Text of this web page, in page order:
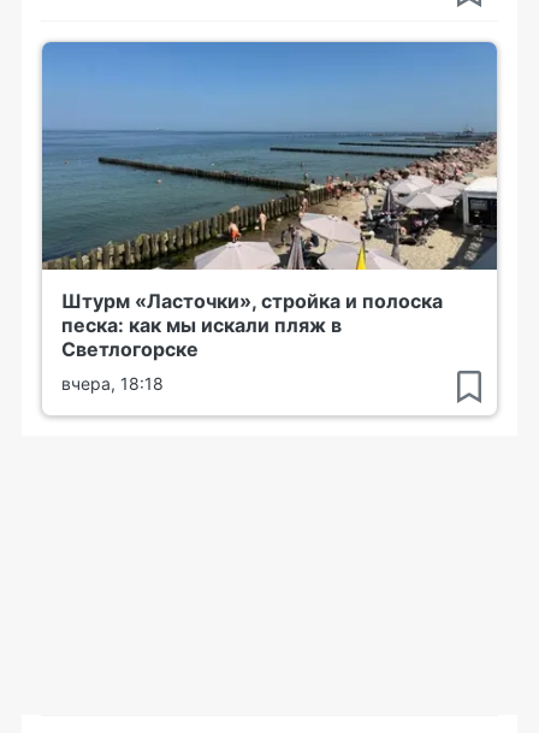
Штурм «Ласточки», стройка и полоска
песка: как мы искали пляж в
Светлогорске
вчера, 18:18